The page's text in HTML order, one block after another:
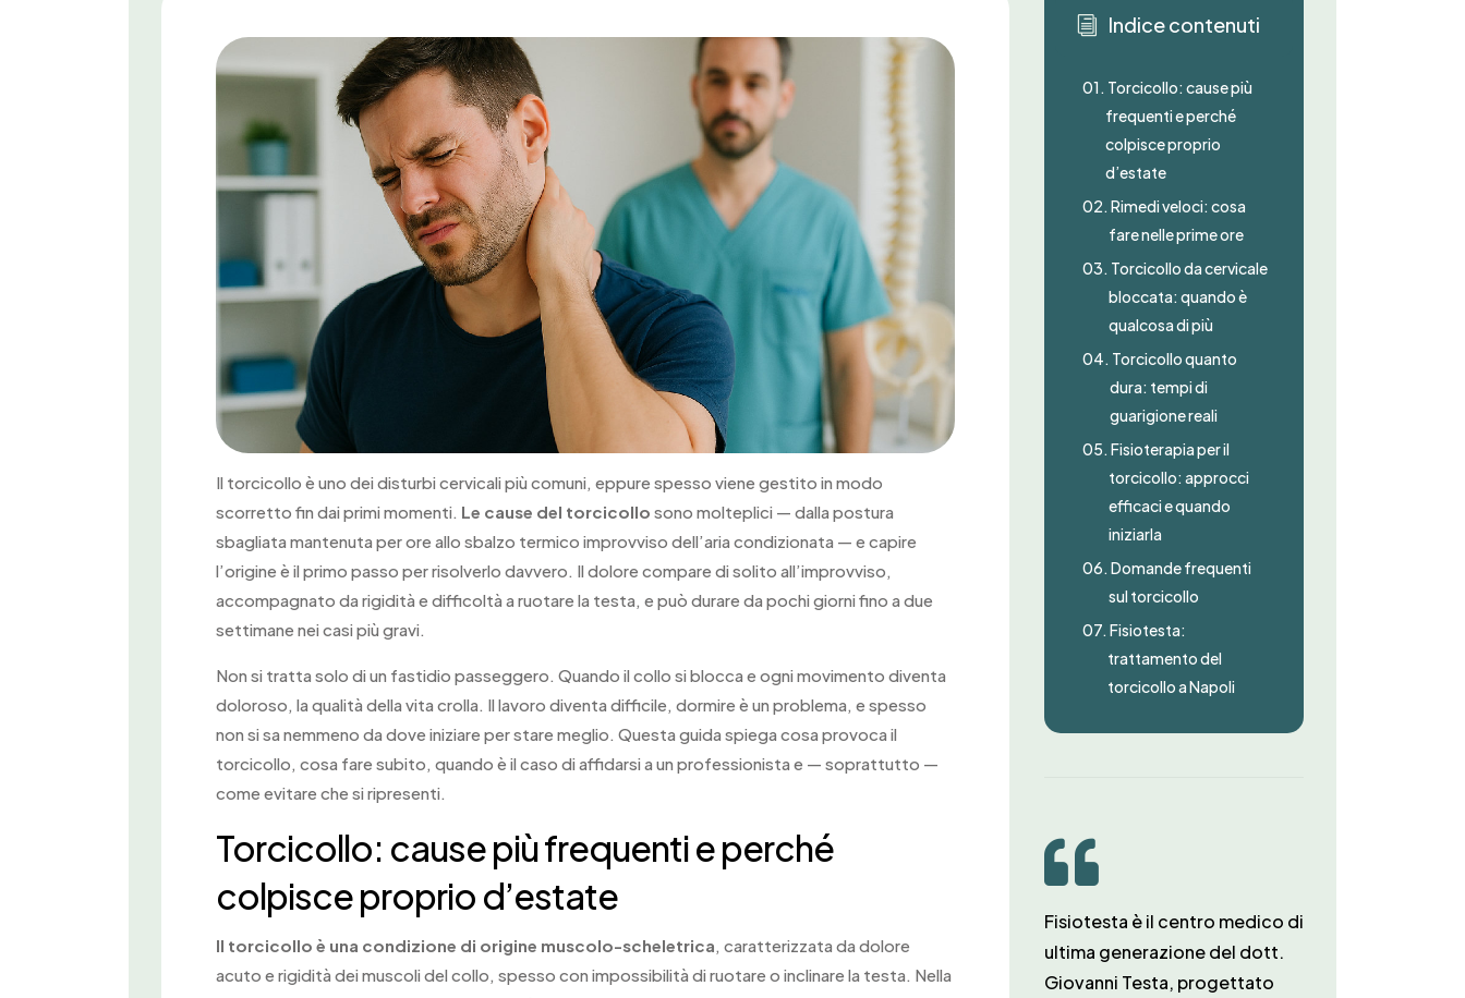
Il torcicollo è uno dei disturbi cervicali più comuni, eppure spesso viene gestito in modo
scorretto fin dai primi momenti. Le cause del torcicollo sono molteplici — dalla postura
sbagliata mantenuta per ore allo sbalzo termico improvviso dell’aria condizionata — e capire
l’origine è il primo passo per risolverlo davvero. Il dolore compare di solito all’improvviso,
accompagnato da rigidità e difficoltà a ruotare la testa, e può durare da pochi giorni fino a due
settimane nei casi più gravi.
Non si tratta solo di un fastidio passeggero. Quando il collo si blocca e ogni movimento diventa
doloroso, la qualità della vita crolla. Il lavoro diventa difficile, dormire è un problema, e spesso
non si sa nemmeno da dove iniziare per stare meglio. Questa guida spiega cosa provoca il
torcicollo, cosa fare subito, quando è il caso di affidarsi a un professionista e — soprattutto —
come evitare che si ripresenti.
Torcicollo: cause più frequenti e perché
colpisce proprio d’estate
Il torcicollo è una condizione di origine muscolo-scheletrica, caratterizzata da dolore
acuto e rigidità dei muscoli del collo, spesso con impossibilità di ruotare o inclinare la testa. Nella
i Indice contenuti
01. Torcicollo: cause più
frequenti e perché
colpisce proprio
d’estate
02. Rimedi veloci: cosa
fare nelle prime ore
03. Torcicollo da cervicale
bloccata: quando è
qualcosa di più
04. Torcicollo quanto
dura: tempi di
guarigione reali
05. Fisioterapia per il
torcicollo: approcci
efficaci e quando
iniziarla
06. Domande frequenti
sul torcicollo
07. Fisiotesta:
trattamento del
torcicollo a Napoli

Fisiotesta è il centro medico di
ultima generazione del dott.
Giovanni Testa, progettato